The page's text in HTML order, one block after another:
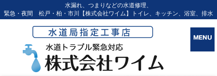
水漏れ、つまりなどの水道修理、
緊急・夜間 松戸・柏・市川【株式会社ワイム】トイレ、キッチン、浴室、排水